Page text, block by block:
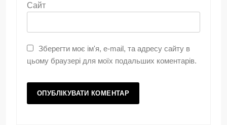
Сайт
Зберегти моє ім'я, e-mail, та адресу сайту в
цьому браузері для моїх подальших коментарів.